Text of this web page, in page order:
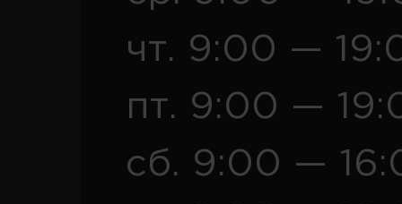
чт. 9:00 —
пт. 9:00 —
сб. 9:00 —